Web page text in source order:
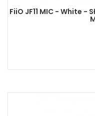
FiiO JF11 MIC - White -